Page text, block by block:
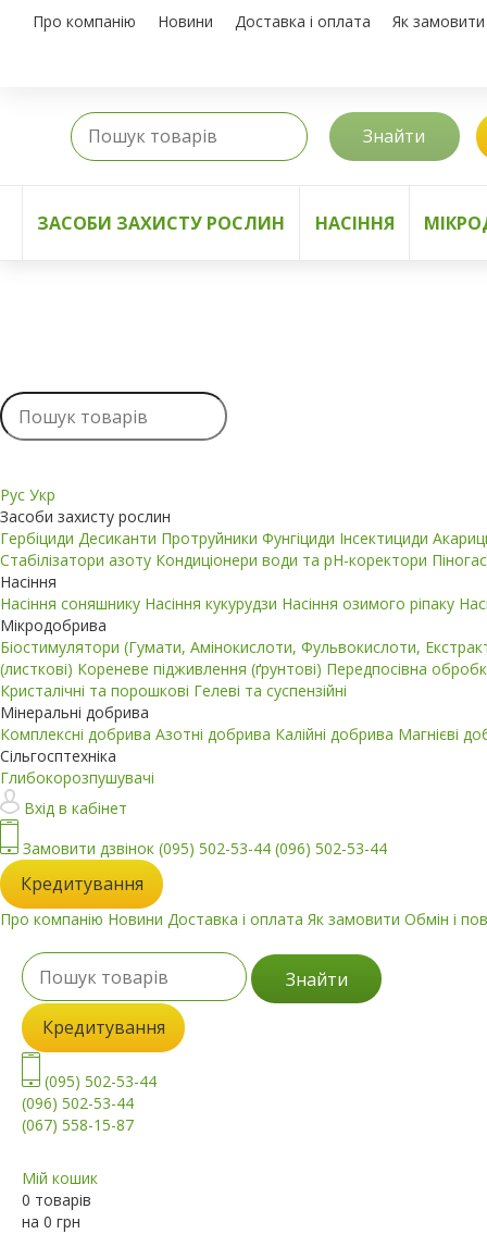
Про компанію Новини Доставка і оплата Як замовити
Знайти
ЗАСОБИ ЗАХИСТУ РОСЛИН НАСІННЯ
Рус Укр
Засоби захисту рослин
Гербіциди Десиканти Протруйники Фунгіциди Інсектициди
Стабілізатори азоту Кондиціонери води та pH-коректори
Насіння
Насіння соняшнику Насіння кукурудзи Насіння озимого ріпаку
Мікродобрива
Біостимулятори (Гумати, Амінокислоти, Фульвокислоти,
(листкові) Кореневе підживлення (ґрунтові) Передпосівна
Кристалічні та порошкові Гелеві та суспензійні
Мінеральні добрива
Комплексні добрива Азотні добрива Калійні добрива Магнієві
Сільгосптехніка
Глибокорозпушувачі
Вхід в кабінет
Замовити дзвінок (095) 502-53-44 (096) 502-53-44
Кредитування
Про компанію Новини Доставка і оплата Як замовити Обмін і
Знайти
Кредитування
(095) 502-53-44
(096) 502-53-44
(067) 558-15-87
Мій кошик
0 товарів
на 0 грн